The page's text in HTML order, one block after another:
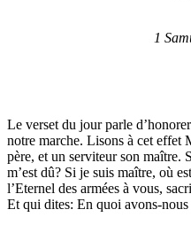
1
Le verset du jour parle
notre marche. Lisons à cet effet
père, et un serviteur son maître.
m’est dû? Si je suis maître, où
l’Eternel des armées à vous,
Et qui dites: En quoi avons-